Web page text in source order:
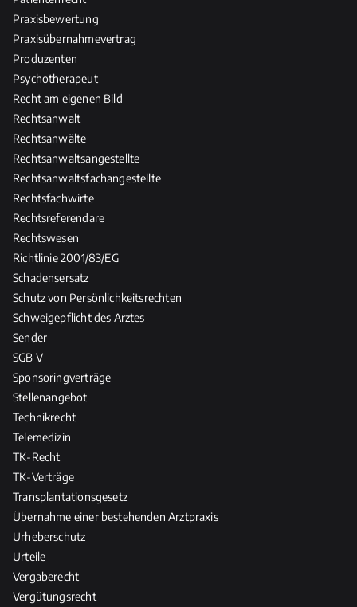
Praxisbewertung
Praxisübernahmevertrag
Produzenten
Psychotherapeut
Recht am eigenen Bild
Rechtsanwalt
Rechtsanwälte
Rechtsanwaltsangestellte
Rechtsanwaltsfachangestellte
Rechtsfachwirte
Rechtsreferendare
Rechtswesen
Richtlinie 2001/83/EG
Schadensersatz
Schutz von Persönlichkeitsrechten
Schweigepflicht des Arztes
Sender
SGB V
Sponsoringverträge
Stellenangebot
Technikrecht
Telemedizin
TK-Recht
TK-Verträge
Transplantationsgesetz
Übernahme einer bestehenden Arztpraxis
Urheberschutz
Urteile
Vergaberecht
Vergütungsrecht